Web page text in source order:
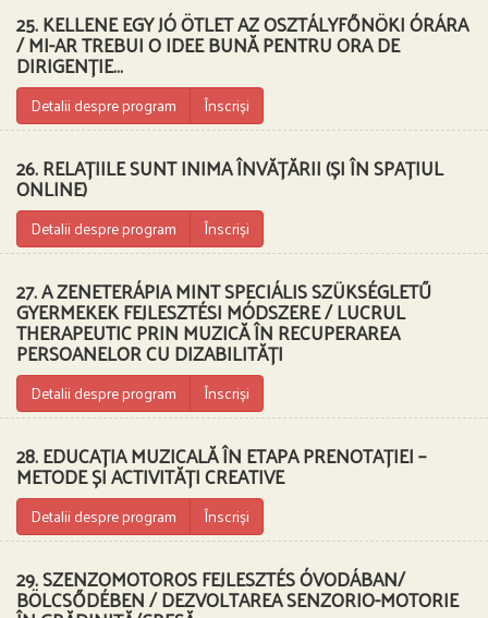
25. KELLENE EGY JÓ ÖTLET AZ OSZTÁLYFŐNÖKI ÓRÁRA
/ MI-AR TREBUI O IDEE BUNĂ PENTRU ORA DE
DIRIGENȚIE...
Detalii despre program Înscriși
26. RELAȚIILE SUNT INIMA ÎNVĂȚĂRII (ȘI ÎN SPAȚIUL
ONLINE)
Detalii despre program Înscriși
27. A ZENETERÁPIA MINT SPECIÁLIS SZÜKSÉGLETŰ
GYERMEKEK FEJLESZTÉSI MÓDSZERE / LUCRUL
THERAPEUTIC PRIN MUZICĂ ÎN RECUPERAREA
PERSOANELOR CU DIZABILITĂȚI
Detalii despre program Înscriși
28. EDUCAȚIA MUZICALĂ ÎN ETAPA PRENOTAȚIEI –
METODE ȘI ACTIVITĂȚI CREATIVE
Detalii despre program Înscriși
29. SZENZOMOTOROS FEJLESZTÉS ÓVODÁBAN/
BÖLCSŐDÉBEN / DEZVOLTAREA SENZORIO-MOTORIE